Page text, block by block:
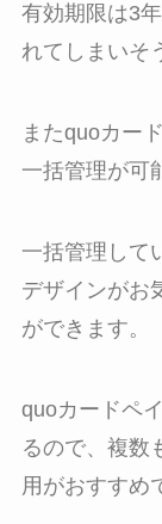
有効期限は3
れてしまいそ
またquoカー
一括管理が可
一括管理して
デザインがお
ができます。
quoカードペ
るので、複数
用がおすすめ